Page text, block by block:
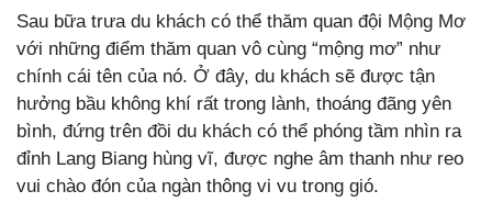
Sau bữa trưa du khách có thể thăm quan đội Mộng Mơ
với những điểm thăm quan vô cùng “mộng mơ” như
chính cái tên của nó. Ở đây, du khách sẽ được tận
hưởng bầu không khí rất trong lành, thoáng đãng yên
bình, đứng trên đồi du khách có thể phóng tầm nhìn ra
đỉnh Lang Biang hùng vĩ, được nghe âm thanh như reo
vui chào đón của ngàn thông vi vu trong gió.